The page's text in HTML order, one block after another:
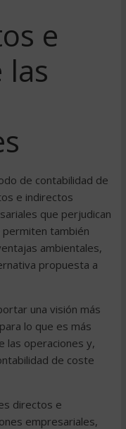
e
de contabilidad de
e indirectos
que perjudican
permiten también
ambientales,
propuesta a
una visión más
lo que es más
las operaciones y,
de coste
directos e
empresariales,